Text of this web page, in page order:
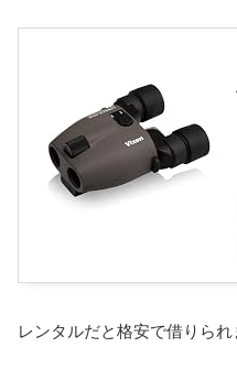
レンタルだと格安で借りられ